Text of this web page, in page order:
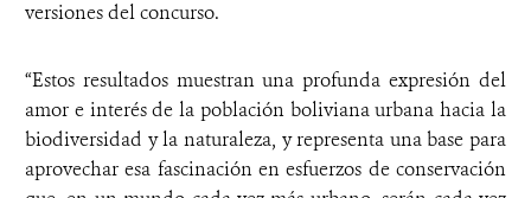
versiones del concurso.
“Estos resultados muestran una profunda expresión del
amor e interés de la población boliviana urbana hacia la
biodiversidad y la naturaleza, y representa una base para
aprovechar esa fascinación en esfuerzos de conservación